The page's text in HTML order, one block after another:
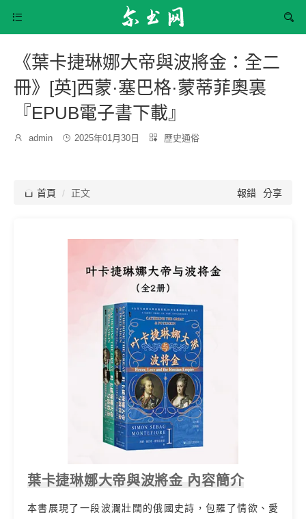


《葉卡捷琳娜大帝與波將金：全二
冊》[英]西蒙·塞巴格·蒙蒂菲奧裏
『EPUB電子書下載』

博
admin  發
2025年01月30日 
分
歷史通俗
 首頁 正文 報錯 分享
葉卡捷琳娜大帝與波將金 內容簡介
本書展現了一段波瀾壯闊的俄國史詩，包羅了情欲、愛